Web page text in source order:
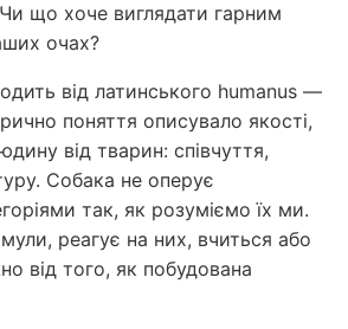
що хоче виглядати гарним
очах?
від латинського humanus —
поняття описувало якості,
від тварин: співчуття,
Собака не оперує
так, як розуміємо їх ми.
реагує на них, вчиться або
від того, як побудована